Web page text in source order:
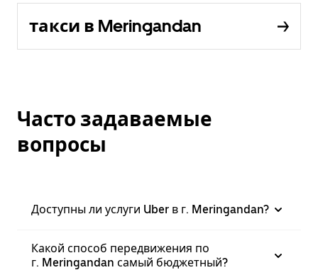
такси в Meringandan
Часто задаваемые
вопросы
Доступны ли услуги Uber в г. Meringandan?
Какой способ передвижения по
г. Meringandan самый бюджетный?